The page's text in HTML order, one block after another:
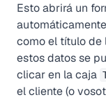
Esto abrirá un
como el título de
estos datos se
clicar en la caja
el cliente (o